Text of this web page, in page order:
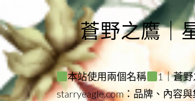
to
content
蒼野之鷹｜
本站使用兩個名稱 1｜蒼野
starryeagle.com：品牌、內容